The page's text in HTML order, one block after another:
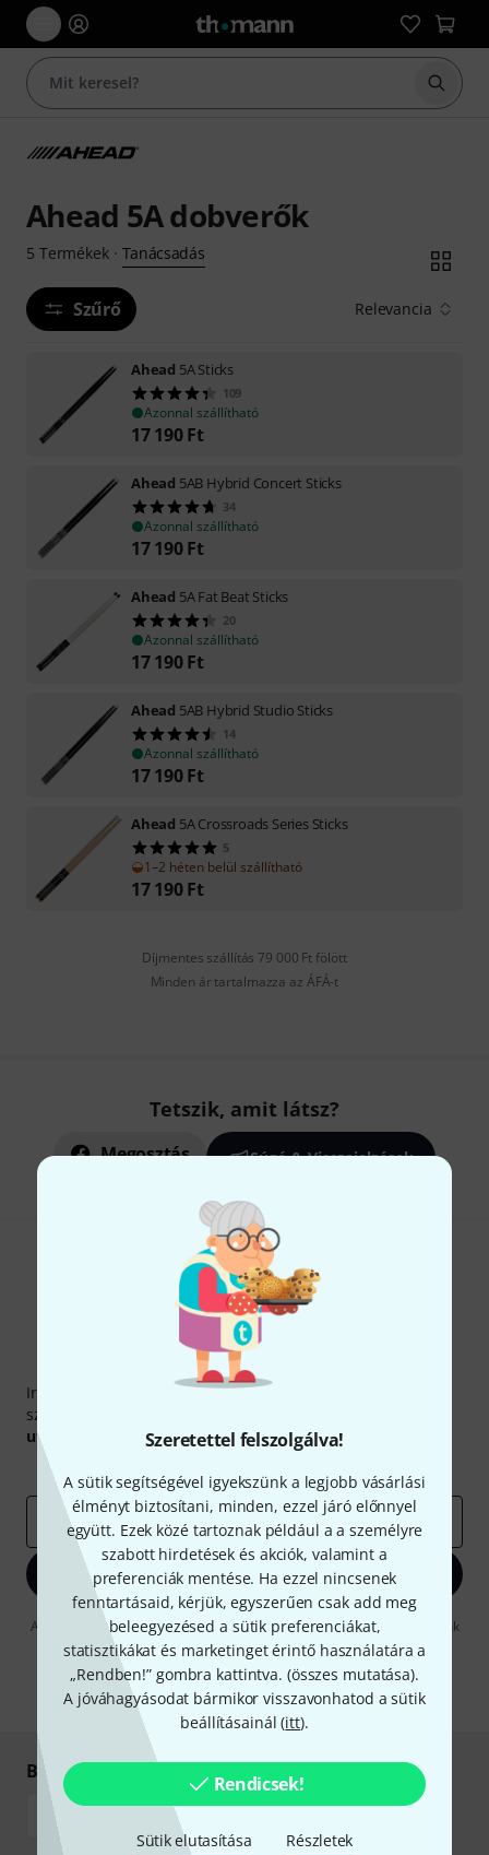
Szeretettel felszolgálva!
A sütik segítségével igyekszünk a legjobb vásárlási
élményt biztosítani, minden, ezzel járó előnnyel
együtt. Ezek közé tartoznak például a a személyre
szabott hirdetések és akciók, valamint a
preferenciák mentése. Ha ezzel nincsenek
fenntartásaid, kérjük, egyszerűen csak add meg
beleegyezésed a sütik preferenciákat,
statisztikákat és marketinget érintő használatára a
„Rendben!” gombra kattintva. (összes mutatása).
A jóváhagyásodat bármikor visszavonhatod a sütik
beállításainál (itt).
Rendicsek!
Sütik elutasítása Részletek
Ahead 5A dobverők
5 Termékek· Tanácsadás
Szűrő Relevancia
Ahead 5A Sticks
109
Azonnal szállítható
17 190 Ft
Ahead 5AB Hybrid Concert Sticks
34
Azonnal szállítható
17 190 Ft
Ahead 5A Fat Beat Sticks
20
Azonnal szállítható
17 190 Ft
Ahead 5AB Hybrid Studio Sticks
14
Azonnal szállítható
17 190 Ft
Ahead 5A Crossroads Series Sticks
5
1–2 héten belül szállítható
17 190 Ft
Díjmentes szállítás 79 000 Ft fölött
Minden ár tartalmazza az ÁFÁ-t
Tetszik, amit látsz?
Megosztás Súgó & Visszajelzések
Thomann hírlevél
Iratkozz fel a Thomann angol nyelvű hírlevelére, és kis
szerencsével megnyerheted a
utalvány
egyikét.
e-mail cím*
Bejelentkezés
A "Bejelentkezés" gombra kattintva elfogadja, hogy e-mailben küldjünk
önnek hirdetéseket. Bármikor leiratkozhat erről. A hírlevélről további
információkat azdata protection guideline-ben talál.
* Kitöltés kötelező
Biztonságos vásárlás és fizetés